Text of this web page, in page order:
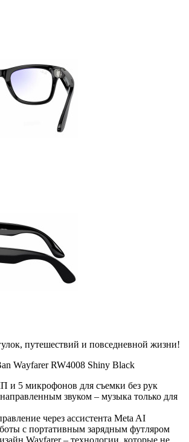
путешествий и повседневной жизни!
Wayfarer RW4008 Shiny Black
и 5 микрофонов для съемки без рук
звуком – музыка только для
через ассистента Meta AI
с портативным зарядным футляром
Wayfarer – технологии, которые не